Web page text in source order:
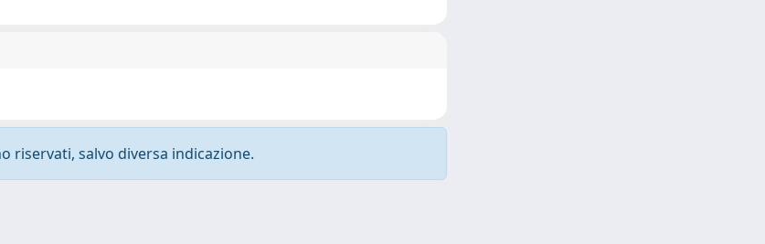
riservati, salvo diversa indicazione.